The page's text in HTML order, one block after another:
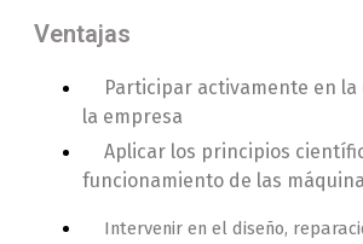
Ventajas
Participar activamente en
la empresa
Aplicar los principios
funcionamiento de las
Intervenir en el diseño,